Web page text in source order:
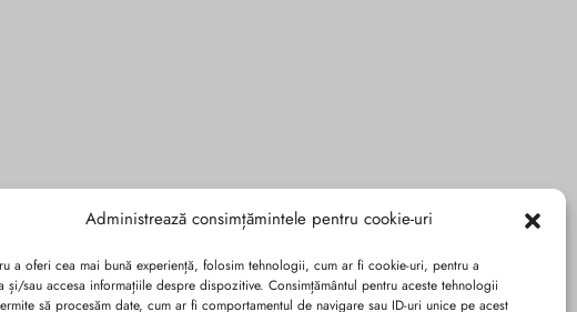
Administrează consimțămintele pentru cookie-uri
a oferi cea mai bună experiență, folosim tehnologii, cum ar fi cookie-uri, pentru a
și/sau accesa informațiile despre dispozitive. Consimțământul pentru aceste tehnologii
să procesăm date, cum ar fi comportamentul de navigare sau ID-uri unice pe acest